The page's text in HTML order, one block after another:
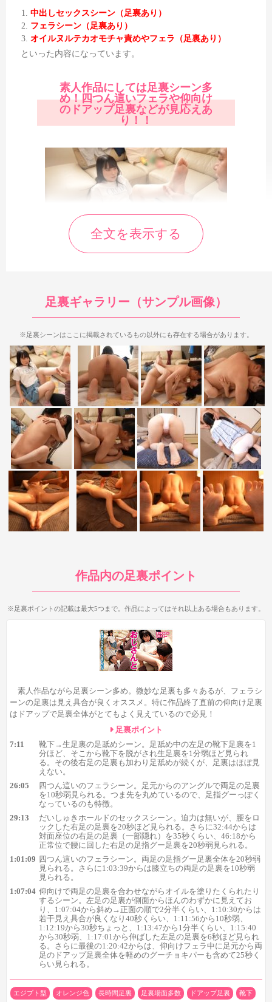
中出しセックスシーン（足裏あり）
フェラシーン（足裏あり）
オイルヌルテカオモチャ責めやフェラ（足裏あり）
といった内容になっています。
素人作品にしては足裏シーン多
め！四つん這いフェラや仰向け
のドアップ足裏などが見応えあ
り！！
的にはかなり見応えのある内容と言えます。特に四つん這いフェ
ラや仰向けフェラなど、フェラシーンの足裏は見応えがあるのが
まず最初に足裏が登場するのは、1シーン目の足舐めシーン。
7:11から左足を持ち上げられ足舐めされるのですが、最初は左足
のピンクの靴下足裏を1分ほど、そこから靴下を脱がされ生足裏
を1分弱ほど見ることができます。足舐めシーンなので、靴下に
しろ生足裏にしろ、オジサンの顔が被ったりするので正直見え具
合は微妙なところが多めです。ただし、靴下を脱がすシーンなど
タイミングによっては足裏全体をしっかり見られる部分はあるの
で、そこら辺が見所ですね。
続いて26:05の四つん這いフェラシーン。足元からのアングル
で両足の足裏を10秒弱ですが見ることができます。やや見え辛い
間なのが残念ですが、ほぼ足裏全体は見えているのでここも見所
1シーン目はその他にもだいしゅきホールドの足裏や、珍しい
対面座位の足裏なんかも登場。どれも迫力はありませんが、ある
程度まとまった時間見られたりするので、迫力さえ求めなければ
そこそこ楽しめる内容になっているかと思います。
全文を表示する
足裏ギャラリー（サンプル画像）
※足裏シーンはここに掲載されているもの以外にも存在する場合があります。
作品内の足裏ポイント
※足裏ポイントの記載は最大5つまで。作品によってはそれ以上ある場合もあります。
素人作品ながら足裏シーン多め。微妙な足裏も多々あるが、フェラシ
ーンの足裏は見え具合が良くオススメ。特に作品終了直前の仰向け足裏
はドアップで足裏全体がとてもよく見えているので必見！
足裏ポイント
7:11
靴下→生足裏の足舐めシーン。足舐め中の左足の靴下足裏を1
分ほど、そこから靴下を脱がされ生足裏を1分弱ほど見られ
る。その後右足の足裏も加わり足舐めが続くが、足裏はほぼ見
えない。
26:05
四つん這いのフェラシーン。足元からのアングルで両足の足裏
を10秒弱見られる。つま先を丸めているので、足指グーっぽく
なっているのも特徴。
29:13
だいしゅきホールドのセックスシーン。迫力は無いが、腰をロ
ックした右足の足裏を20秒ほど見られる。さらに32:44からは
対面座位の右足の足裏（一部隠れ）を35秒くらい、46:18から
正常位で腰に回した右足の足指グー足裏を20秒弱見られる。
1:01:09 四つん這いのフェラシーン。両足の足指グー足裏全体を20秒弱
見られる。さらに1:03:39からは膝立ちの両足の足裏を10秒弱
見られる。
1:07:04 仰向けで両足の足裏を合わせながらオイルを塗りたくられたり
するシーン。左足の足裏が側面からほんのわずかに見えてお
り、1:07:04から斜め→正面の順で2分半くらい、1:10:30からは
若干見え具合が良くなり40秒くらい、1:11:56から10秒弱、
1:12:19から30秒ちょっと、1:13:47から1分半くらい、1:15:40
から30秒弱、1:17:01から伸ばした左足の足裏を6秒ほど見られ
る。さらに最後の1:20:42からは、仰向けフェラ中に足元から両
足のドアップ足裏全体を軽めのグーチョキパーも含めて25秒く
らい見られる。
エジプト型 オレンジ色 長時間足裏 足裏場面多数 ドアップ足裏 靴下